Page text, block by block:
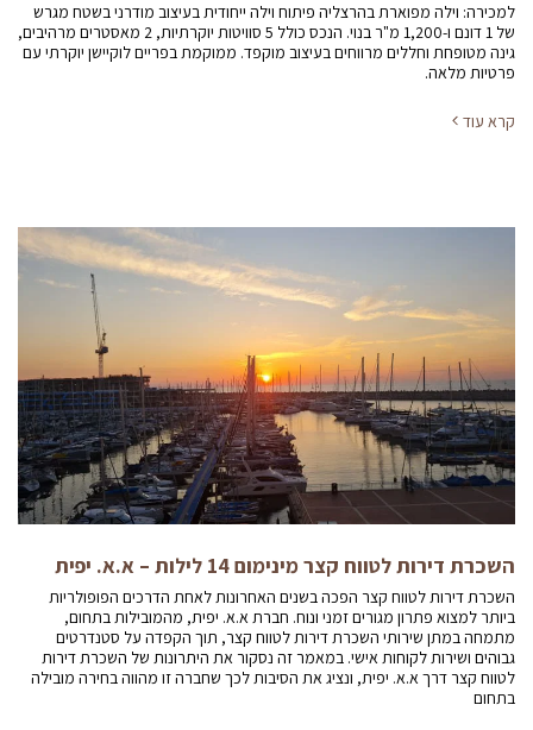
למכירה: וילה מפוארת בהרצליה פיתוח וילה ייחודית בעיצוב מודרני בשטח מגרש
של 1 דונם ו-1,200 מ"ר בנוי. הנכס כולל 5 סוויטות יוקרתיות, 2 מאסטרים מרהיבים,
גינה מטופחת וחללים מרווחים בעיצוב מוקפד. ממוקמת בפריים לוקיישן יוקרתי עם
פרטיות מלאה.
קרא עוד
השכרת דירות לטווח קצר מינימום 14 לילות – א.א. יפית
השכרת דירות לטווח קצר הפכה בשנים האחרונות לאחת הדרכים הפופולריות
ביותר למצוא פתרון מגורים זמני ונוח. חברת א.א. יפית, מהמובילות בתחום,
מתמחה במתן שירותי השכרת דירות לטווח קצר, תוך הקפדה על סטנדרטים
גבוהים ושירות לקוחות אישי. במאמר זה נסקור את היתרונות של השכרת דירות
לטווח קצר דרך א.א. יפית, ונציג את הסיבות לכך שחברה זו מהווה בחירה מובילה
בתחום